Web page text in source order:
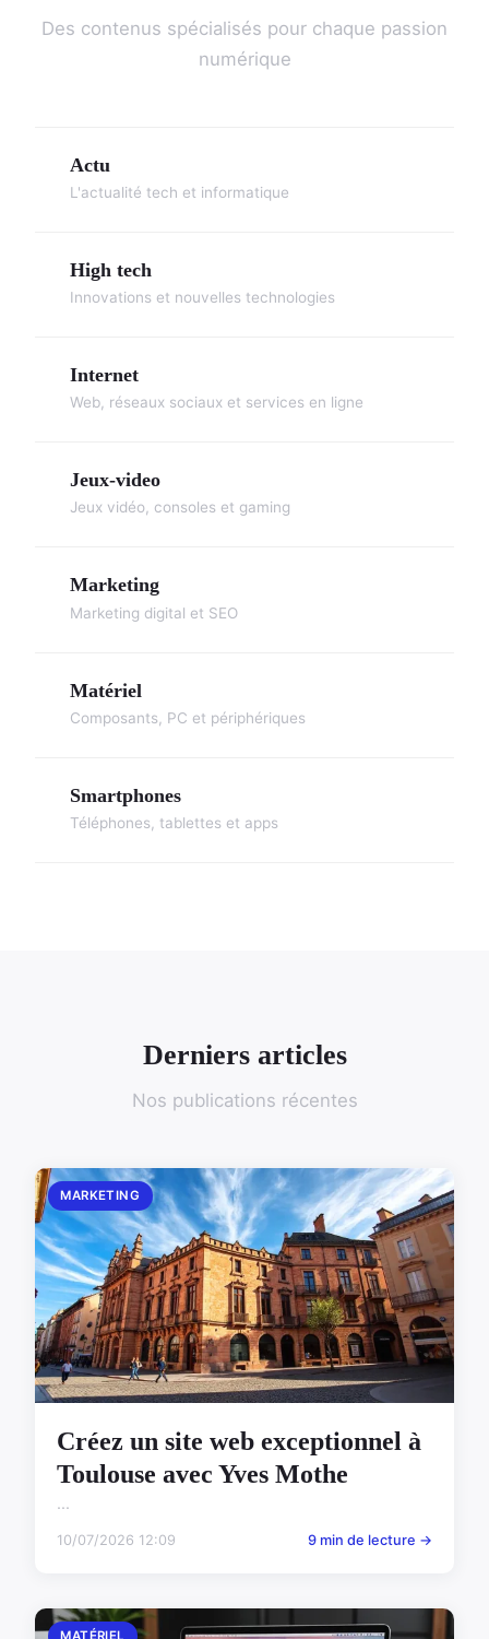
Des contenus spécialisés pour chaque passion
numérique
Actu
L'actualité tech et informatique
High tech
Innovations et nouvelles technologies
Internet
Web, réseaux sociaux et services en ligne
Jeux-video
Jeux vidéo, consoles et gaming
Marketing
Marketing digital et SEO
Matériel
Composants, PC et périphériques
Smartphones
Téléphones, tablettes et apps
Derniers articles
Nos publications récentes
MARKETING
Créez un site web exceptionnel à
Toulouse avec Yves Mothe
...
10/07/2026 12:09 9 min de lecture →
MATÉRIEL